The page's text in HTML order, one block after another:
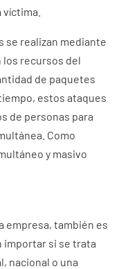
se realizan mediante
recursos del
de paquetes
estos ataques
de personas para
Como
y masivo
empresa, también es
importar si se trata
nacional o una